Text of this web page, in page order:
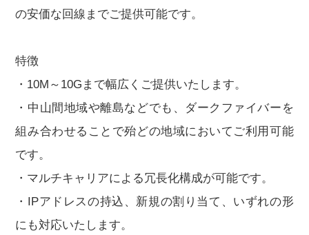
の安価な回線までご提供可能です。
特徴
・10M～10Gまで幅広くご提供いたします。
・中山間地域や離島などでも、ダークファイバーを
組み合わせることで殆どの地域においてご利用可能
です。
・マルチキャリアによる冗長化構成が可能です。
・IPアドレスの持込、新規の割り当て、いずれの形
にも対応いたします。